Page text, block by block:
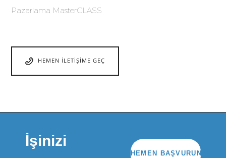
Pazarlama MasterCLASS
HEMEN İLETIŞIME GEÇ
İşinizi
HEMEN BAŞVURUN